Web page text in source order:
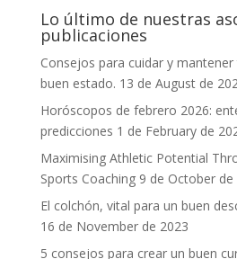
Lo último de nuestras
publicaciones
Consejos para cuidar y
buen estado. 13 de August de
Horóscopos de febrero 2026:
predicciones 1 de February de
Maximising Athletic Potential
Sports Coaching 9 de October de
El colchón, vital para un buen
16 de November de 2023
5 consejos para crear un buen